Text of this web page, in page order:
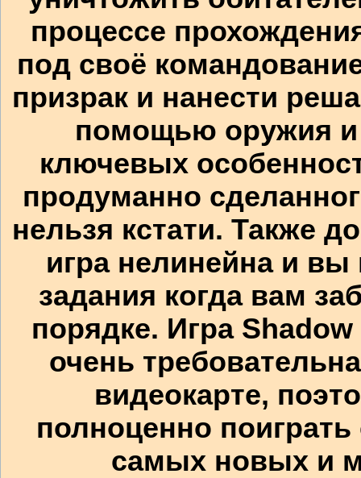
процессе
под своё
призрак и нанести
помощью оружия и
ключевых
продуманно
нельзя кстати. Также
игра нелинейна и
задания когда вам
порядке. Игра
очень
видеокарте,
полноценно
самых новых и